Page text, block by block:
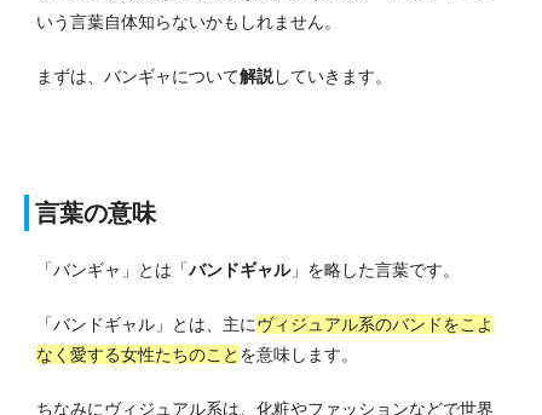
いう言葉自体知らないかもしれません。
まずは、バンギャについて解説していきます。
言葉の意味
「バンギャ」とは「バンドギャル」を略した言葉です。
「バンドギャル」とは、主にヴィジュアル系のバンドをこよ
なく愛する女性たちのこと を意味します。
ちなみにヴィジュアル系は、化粧やファッションなどで世界